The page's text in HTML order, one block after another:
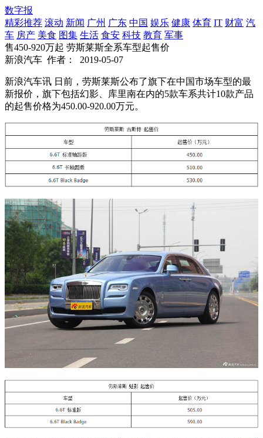
数字报
精彩推荐 滚动 新闻 广州 广东 中国 娱乐 健康 体育 IT 财富 汽
车 房产 美食 图集 生活 食安 科技 教育 军事
售450-920万起 劳斯莱斯全系车型起售价
新浪汽车 作者： 2019-05-07
新浪汽车讯 日前，劳斯莱斯公布了旗下在中国市场车型的最
新报价，旗下包括幻影、库里南在内的5款车系共计10款产品
的起售价格为450.00-920.00万元。